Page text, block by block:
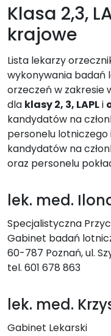
Klasa 2,3,
krajowe
Lista lekarzy
wykonywania badań
orzeczeń w zakresie
dla klasy 2, 3, LAPLi
kandydatów na
personelu lotniczego
kandydatów na
oraz personelu
lek. med.
Specjalistyczna
Gabinet badań
60-787 Poznań, ul.
tel. 601 678 863
lek. med.
Gabinet Lekarski